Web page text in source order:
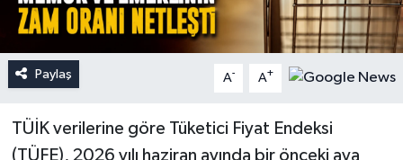
Paylaş A- A+
TÜİK verilerine göre Tüketici Fiyat Endeksi
(TÜFE), 2026 yılı haziran ayında bir önceki aya